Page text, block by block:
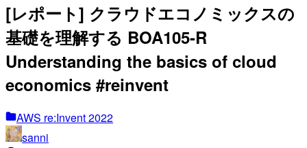
[レポート] クラウドエコノミックスの
基礎を理解する BOA105-R
Understanding the basics of cloud
economics #reinvent
AWS re:Invent 2022
sanni